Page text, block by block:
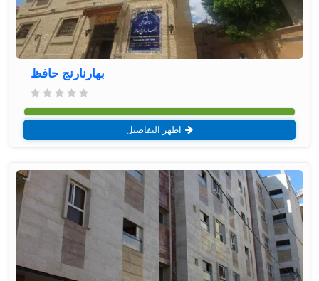
بهارنارنج حافظ
اظهر التفاصيل